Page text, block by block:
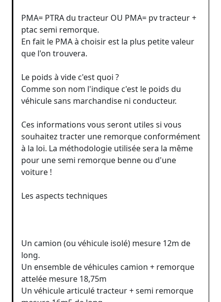
PMA= PTRA du tracteur OU PMA= pv tracteur +
ptac semi remorque.
En fait le PMA à choisir est la plus petite valeur
que l'on trouvera.
Le poids à vide c'est quoi ?
Comme son nom l'indique c'est le poids du
véhicule sans marchandise ni conducteur.
Ces informations vous seront utiles si vous
souhaitez tracter une remorque conformément
à la loi. La méthodologie utilisée sera la même
pour une semi remorque benne ou d'une
voiture !
Les aspects techniques
Un camion (ou véhicule isolé) mesure 12m de
long.
Un ensemble de véhicules camion + remorque
attelée mesure 18,75m
Un véhicule articulé tracteur + semi remorque